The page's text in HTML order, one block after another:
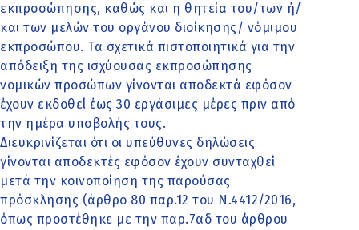
εκπροσώπησης, καθώς και η θητεία του/των ή/
και των μελών του οργάνου διοίκησης/ νόμιμου
εκπροσώπου. Τα σχετικά πιστοποιητικά για την
απόδειξη της ισχύουσας εκπροσώπησης
νομικών προσώπων γίνονται αποδεκτά εφόσον
έχουν εκδοθεί έως 30 εργάσιμες μέρες πριν από
την ημέρα υποβολής τους.
Διευκρινίζεται ότι οι υπεύθυνες δηλώσεις
γίνονται αποδεκτές εφόσον έχουν συνταχθεί
μετά την κοινοποίηση της παρούσας
πρόσκλησης (άρθρο 80 παρ.12 του Ν.4412/2016,
όπως προστέθηκε με την παρ.7αδ του άρθρου